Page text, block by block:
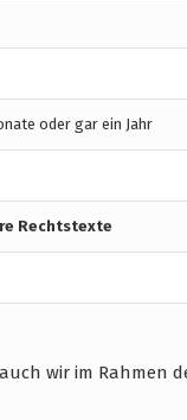
oder gar ein Jahr
Rechtstexte
wir im Rahmen